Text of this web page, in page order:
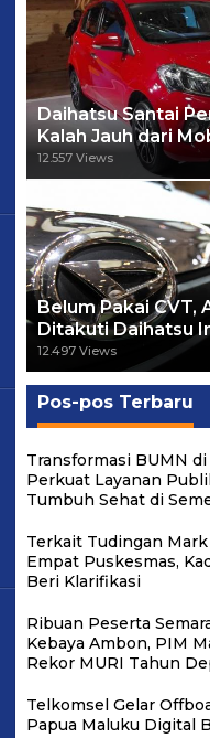
Daihatsu Santai
Kalah Jauh dari
12.557 Views
Belum Pakai CVT,
Ditakuti Daihatsu
12.497 Views
Pos-pos Terbaru
Transformasi BUMN
Perkuat Layanan
Tumbuh Sehat di
Terkait Tudingan Mark
Empat Puskesmas,
Beri Klarifikasi
Ribuan Peserta
Kebaya Ambon, PIM
Rekor MURI Tahun
Telkomsel Gelar
Papua Maluku Digital